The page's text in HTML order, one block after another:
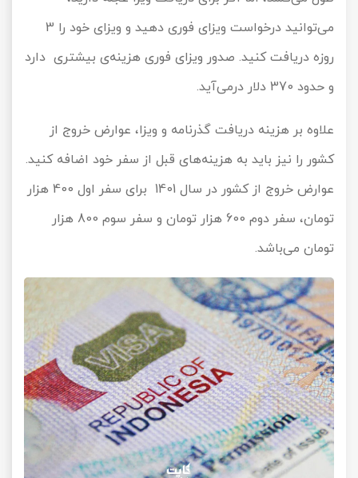
می‌توانید درخواست ویزای فوری دهید و ویزای خود را 3
روزه دریافت کنید. صدور ویزای فوری هزینه‌ی بیشتری دارد
و حدود 370 دلار درمی‌آید.
علاوه بر هزینه دریافت گذرنامه و ویزا، عوارض خروج از
کشور را نیز باید به هزینه‌های قبل از سفر خود اضافه کنید.
عوارض خروج از کشور در سال 1401 برای سفر اول 400 هزار
تومان، سفر دوم 600 هزار تومان و سفر سوم 800 هزار
تومان می‌باشد.